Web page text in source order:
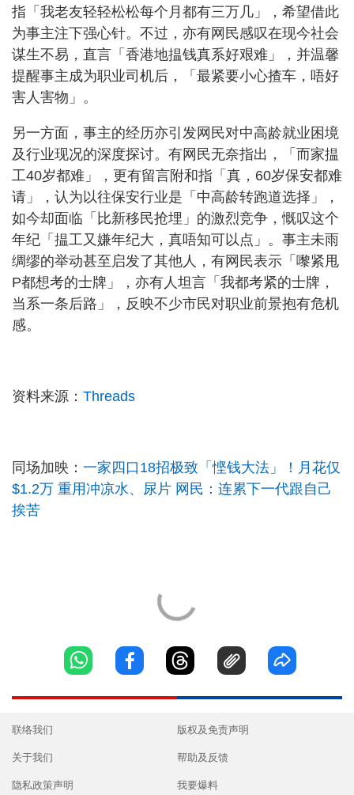
指「我老友轻轻松松每个月都有三万几」，希望借此
为事主注下强心针。不过，亦有网民感叹在现今社会
谋生不易，直言「香港地揾钱真系好艰难」，并温馨
提醒事主成为职业司机后，「最紧要小心揸车，唔好
害人害物」。
另一方面，事主的经历亦引发网民对中高龄就业困境
及行业现况的深度探讨。有网民无奈指出，「而家揾
工40岁都难」，更有留言附和指「真，60岁保安都难
请」，认为以往保安行业是「中高龄转跑道选择」，
如今却面临「比新移民抢埋」的激烈竞争，慨叹这个
年纪「揾工又嫌年纪大，真唔知可以点」。事主未雨
绸缪的举动甚至启发了其他人，有网民表示「嚟紧甩
P都想考的士牌」，亦有人坦言「我都考紧的士牌，
当系一条后路」，反映不少市民对职业前景抱有危机
感。
资料来源： Threads
同场加映： 一家四口18招极致「悭钱大法」！月花仅
$1.2万 重用冲凉水、尿片 网民：连累下一代跟自己
挨苦
联络我们
关于我们
隐私政策声明
版权及免责声明
帮助及反馈
我要爆料